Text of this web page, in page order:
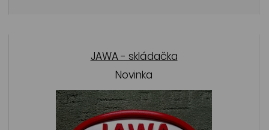
JAWA - skládačka
Novinka